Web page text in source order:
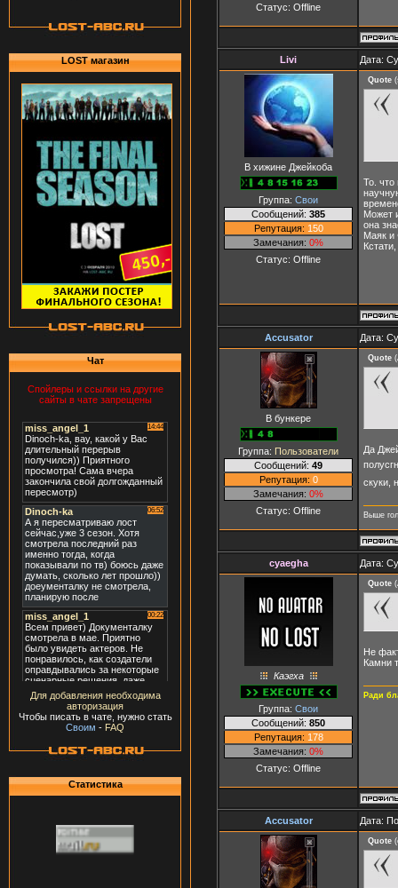
LOST магазин
Чат
Спойлеры и ссылки на другие
сайты в чате запрещены
Для добавления необходима
авторизация
Чтобы писать в чате, нужно стать
Своим - FAQ
Статистика
Статус: Offline
Livi Дата:
В хижине Джейкоба
Группа: Свои
Сообщений: 385
Репутация: 150
Замечания: 0%
Статус: Offline
Quote (
То.
Может
она
Маяк и
Accusator Дата:
В бункере
Группа: Пользователи
Сообщений: 49
Репутация: 0
Замечания: 0%
Статус: Offline
Quote (
Да
скуки,
Выше
cyaegha Дата:
Каэгха
Группа: Свои
Сообщений: 850
Репутация: 178
Замечания: 0%
Статус: Offline
Quote (
Не
Камни
Ради
Accusator Дата:
Quote (